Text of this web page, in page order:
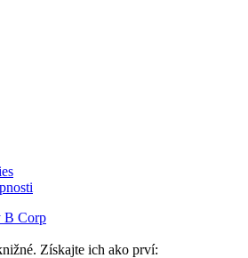
B Corp
Získajte ich ako prví: